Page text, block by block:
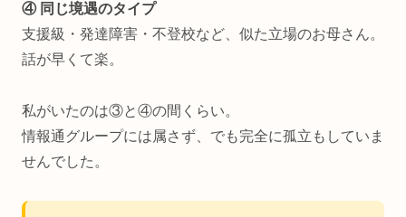
④ 同じ境遇のタイプ
支援級・発達障害・不登校など、似た立場のお母さん。
話が早くて楽。
私がいたのは③と④の間くらい。
情報通グループには属さず、でも完全に孤立もしていま
せんでした。